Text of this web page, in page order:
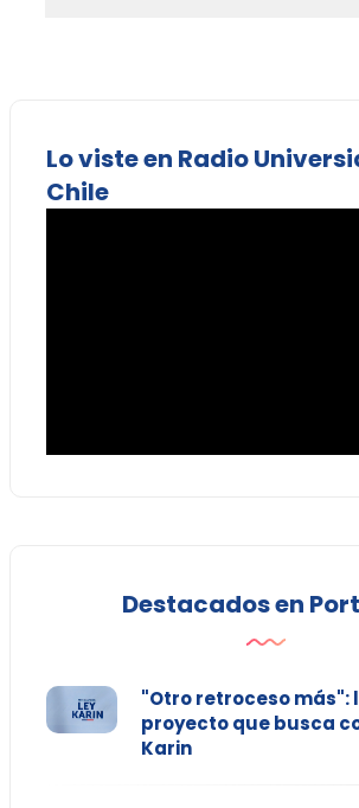
Lo viste en Radio
Chile
Destacados en
"Otro retroceso más":
proyecto que busca
Karin